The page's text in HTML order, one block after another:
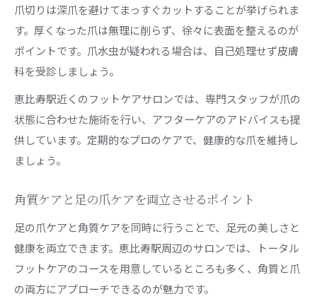
爪切りは深爪を避けてまっすぐカットすることが挙げられま
す。厚くなった爪は無理に削らず、徐々に表面を整えるのが
ポイントです。爪水虫が疑われる場合は、自己処理せず皮膚
科を受診しましょう。
恵比寿駅近くのフットケアサロンでは、専門スタッフが爪の
状態に合わせた施術を行い、アフターケアのアドバイスも提
供しています。定期的なプロのケアで、健康的な爪を維持し
ましょう。
角質ケアと足の爪ケアを両立させるポイント
足の爪ケアと角質ケアを同時に行うことで、足元の美しさと
健康を両立できます。恵比寿駅周辺のサロンでは、トータル
フットケアのコースを用意しているところも多く、角質と爪
の両方にアプローチできるのが魅力です。